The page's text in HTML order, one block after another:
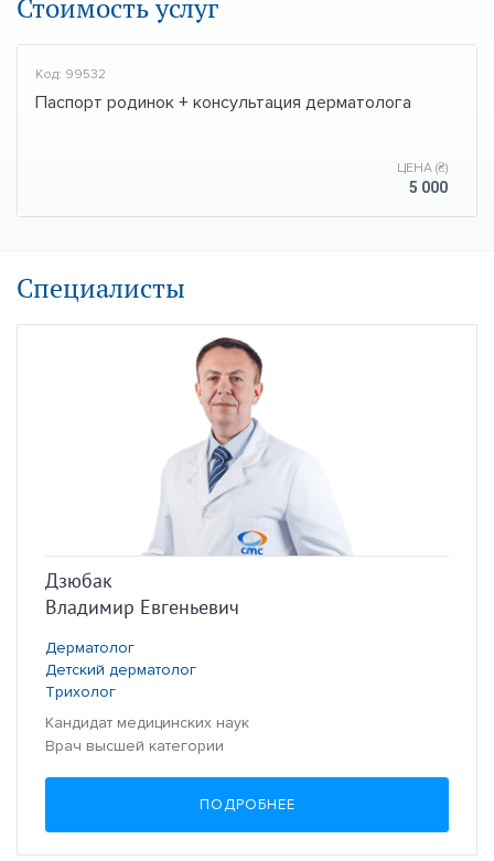
Стоимость услуг
Код: 99532
Паспорт родинок + консультация дерматолога
ЦЕНА (₴)
5 000
Специалисты
Дзюбак
Владимир Евгеньевич
Дерматолог
Детский дерматолог
Трихолог
Кандидат медицинских наук
Врач высшей категории
ПОДРОБНЕЕ